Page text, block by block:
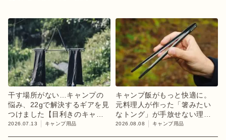
干す場所がない…キャンプの
悩み、22gで解決するギアを見
つけました【目利きのキャン
プギア】
2026.07.13 キャンプ用品
キャンプ飯がもっと快適に。
元料理人が作った「箸みたい
なトング」が手放せない理由
【目利きのキャンプギア】
2026.08.08 キャンプ用品